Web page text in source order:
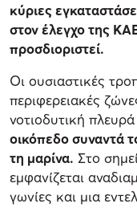
κύριες
στον έλεγχο της
προσδιοριστεί.
Οι ουσιαστικές
περιφερειακές
νοτιοδυτική
οικόπεδο συναντά
τη μαρίνα. Στο
εμφανίζεται
γωνίες και μια